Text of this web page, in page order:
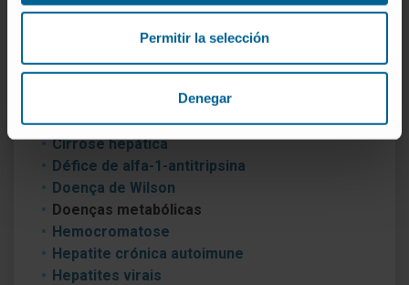
Permitir la selección
Denegar
Doenças que tratamos
Doença hepática alcoólica e fígado gordo
Colangite biliar primária
Cirrose hepática
Défice de alfa-1-antitripsina
Doença de Wilson
Doenças metabólicas
Hemocromatose
Hepatite crónica autoimune
Hepatites virais